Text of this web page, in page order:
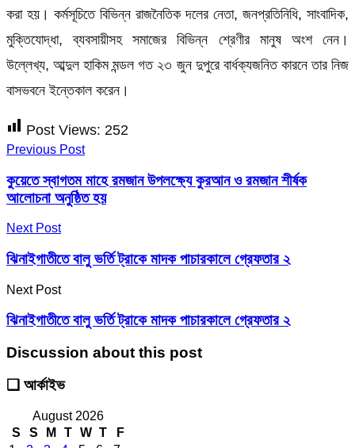
করা হয়। কর্মসূচিতে বিভিন্ন রাজনৈতিক দলের নেতা, জনপ্রতিনিধি, সাংবাদিক,
মুক্তিযোদ্ধা, ব্যবসায়ীসহ সমাজের বিভিন্ন শ্রেণীর মানুষ অংশ নেন।
উল্লেখ্য, আব্দুল হাকিম মন্ডল গত ২৩ জুন দুপুরে বার্ধক্যজনিত কারনে তার নিজ
বাসভবনে ইন্তেকাল করেন।
Post Views: 252
Previous Post
কুয়েতে স্বাগতম মাহে রমজান উপলক্ষ্যে কুরআন ও রমজান শীর্ষক
আলোচনা অনুষ্ঠিত হয়
Next Post
ঝিনাইগাতীতে বালু ভর্তি ট্রাকে মাদক পাচারকালে গ্রেফতার ২
Next Post
ঝিনাইগাতীতে বালু ভর্তি ট্রাকে মাদক পাচারকালে গ্রেফতার ২
Discussion about this post
❑ আর্কাইভ
August 2026
S
S M T W T
F